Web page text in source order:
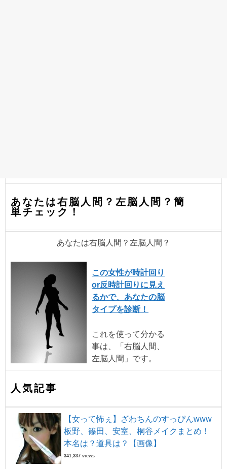
あなたは右脳人間？左脳人間？簡
単チェック！
あなたは右脳人間？左脳人間？
この女性が時計回り
or反時計回りに見え
るかで、あなたの脳
タイプを診断！
これを使って分かる
事は、「右脳人間、
左脳人間」です。
人気記事
【女って怖ぇ】ざわちんのすっぴんwww
板野、篠田、安室、桐谷メイクまとめ！
本名は？道具は？【画像】
341,337 views